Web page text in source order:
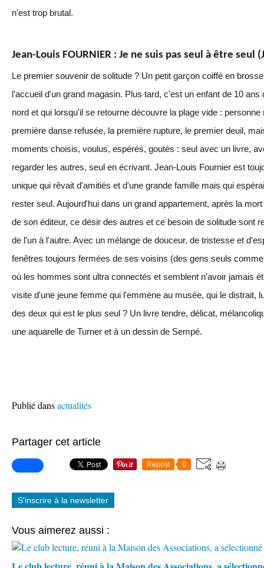
n'est trop brutal.
Jean-Louis FOURNIER : Je ne suis pas seul à être seul
Le premier souvenir de solitude ? Un petit garçon coiffé en
l'accueil d'un grand magasin. Plus tard, c'est un enfant de 10
nord et qui lorsqu'il se retourne découvre la plage vide :
première danse refusée, la première rupture, le premier deuil,
moments choisis, voulus, espérés, goutés : seul avec un livre,
regarder les autres, seul en écrivant. Jean-Louis Fournier est
unique qui rêvait d'amitiés et d'une grande famille mais qui
rester seul. Aujourd'hui dans un grand appartement, après la
de son éditeur, ce désir des autres et ce besoin de solitude sont
de l'un à l'autre. Avec un mélange de douceur, de tristesse et
fenêtres toujours fermées de ses voisins (des gens seuls
où les hommes sont ultra connectés et semblent n'avoir jamais
visite d'une jeune femme qui l'emmène au musée, qui le distrait,
des deux qui est le plus seul ? Un livre tendre, délicat,
une aquarelle de Turner et à un dessin de Sempé.
Publié dansactualités
Partager cet article
Repost 0
S'inscrire à la newsletter
Vous aimerez aussi :